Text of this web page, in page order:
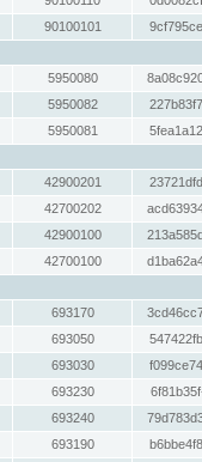
90100101
5950080
5950082
5950081
42900201
42700202
42900100
42700100
693170
693050
693030
693230
693240
693190